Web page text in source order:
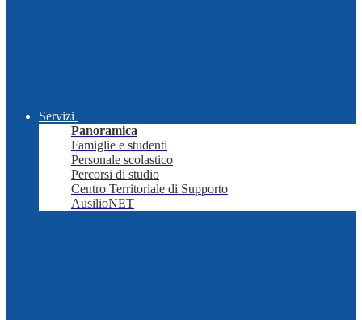
Servizi
Panoramica
Famiglie e studenti
Personale scolastico
Percorsi di studio
Centro Territoriale di Supporto
AusilioNET